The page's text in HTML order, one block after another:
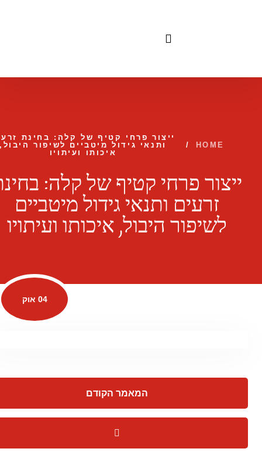
HOME
/
ייצור פרחי קטיף של קלה: בחינת
ותנאי גידול מיטביים לשיפור היבול,
איכותו ועיתויו
ייצור פרחי קטיף של קלה:
זרעים ותנאי גידול מיטביים
לשיפור היבול, איכותו ועיתויו
04 אוק
המאמר הקודם